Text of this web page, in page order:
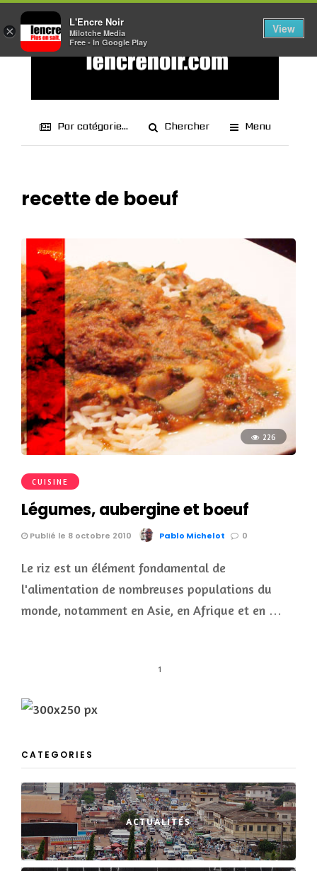
Par catégorie... Chercher Menu
recette de boeuf
226
CUISINE
Légumes, aubergine et boeuf
Publié le 8 octobre 2010 Pablo Michelot 0
Le riz est un élément fondamental de
l'alimentation de nombreuses populations du
monde, notamment en Asie, en Afrique et en …
1
CATEGORIES
ACTUALITÉS
×
L'Encre Noir
Milotche Media
Free - In Google Play
View